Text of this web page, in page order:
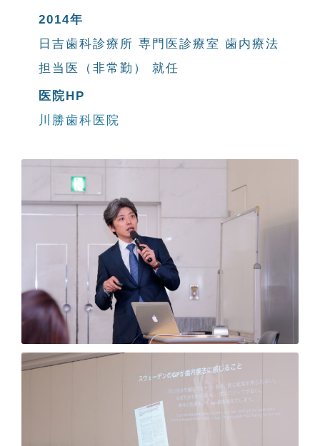
2014年
日吉歯科診療所 専門医診療室 歯内療法
担当医（非常勤） 就任
医院HP
川勝歯科医院